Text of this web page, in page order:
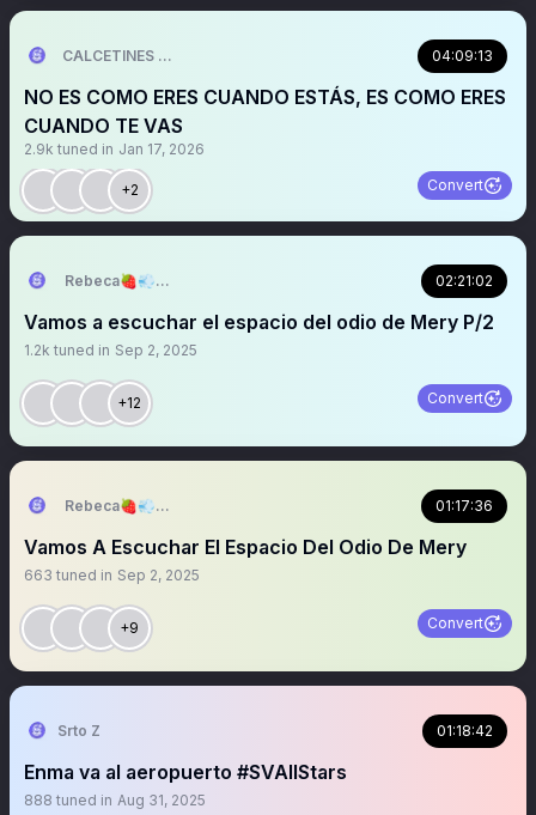
CALCETINES 💜🤍✈️✂️🚲🦖🧜‍♀️ 04:09:13
NO ES COMO ERES CUANDO ESTÁS, ES COMO ERES
CUANDO TE VAS
2.9k tuned in Jan 17, 2026
+2 Convert
Rebeca🍓💨🇪🇸🇭🇳 02:21:02
Vamos a escuchar el espacio del odio de Mery P/2
1.2k tuned in Sep 2, 2025
+12 Convert
Rebeca🍓💨🇪🇸🇭🇳 01:17:36
Vamos A Escuchar El Espacio Del Odio De Mery
663 tuned in Sep 2, 2025
+9 Convert
Srto Z 01:18:42
Enma va al aeropuerto #SVAllStars
888 tuned in Aug 31, 2025